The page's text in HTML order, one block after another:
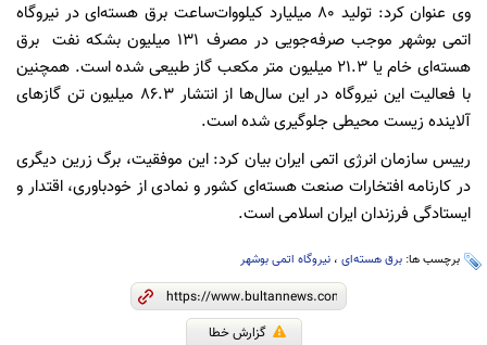
وی عنوان کرد: تولید ۸۰ میلیارد کیلووات‌ساعت برق هسته‌ای در نیروگاه
اتمی بوشهر موجب صرفه‌جویی در مصرف ۱۳۱ میلیون بشکه نفت برق
هسته‌ای خام یا ۲۱.۳ میلیون متر مکعب گاز طبیعی شده است. همچنین
با فعالیت این نیروگاه در این سال‌ها از انتشار ۸۶.۳ میلیون تن گازهای
آلاینده زیست محیطی جلوگیری شده است.
رییس سازمان انرژی اتمی ایران بیان کرد: این موفقیت، برگ زرین دیگری
در کارنامه افتخارات صنعت هسته‌ای کشور و نمادی از خودباوری، اقتدار و
ایستادگی فرزندان ایران اسلامی است.
برچسب ها: برق هسته‌ای ، نیروگاه اتمی بوشهر
گزارش خطا